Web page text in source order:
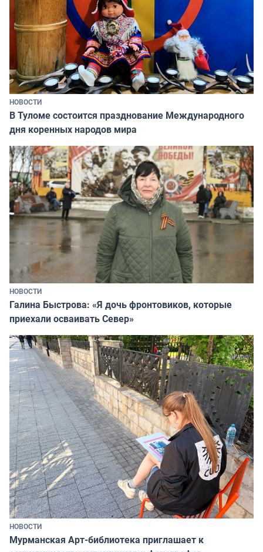
НОВОСТИ
В Туломе состоится празднование Международного
дня коренных народов мира
НОВОСТИ
Галина Быстрова: «Я дочь фронтовиков, которые
приехали осваивать Север»
НОВОСТИ
Мурманская Арт-библиотека приглашает к